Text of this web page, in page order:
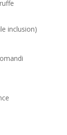
inclusion)